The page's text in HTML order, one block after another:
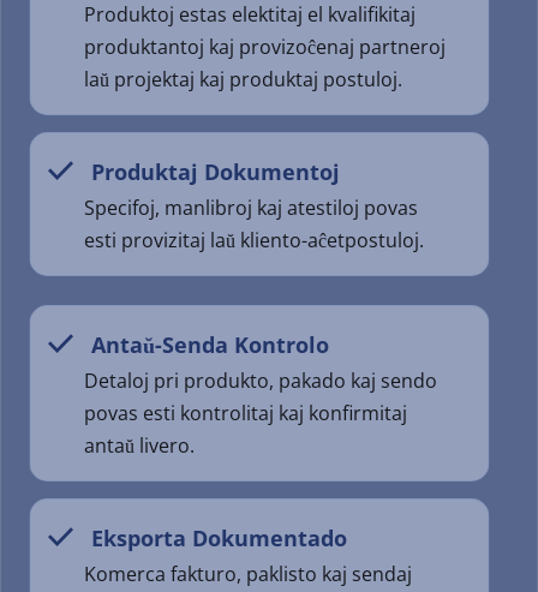
Produktoj estas elektitaj el kvalifikitaj
produktantoj kaj provizoĉenaj partneroj
laŭ projektaj kaj produktaj postuloj.
 Produktaj Dokumentoj
Specifoj, manlibroj kaj atestiloj povas
esti provizitaj laŭ kliento-aĉetpostuloj.
 Antaŭ-Senda Kontrolo
Detaloj pri produkto, pakado kaj sendo
povas esti kontrolitaj kaj konfirmitaj
antaŭ livero.
 Eksporta Dokumentado
Komerca fakturo, paklisto kaj sendaj